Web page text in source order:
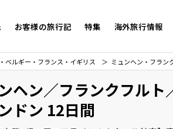
お客様の旅行記 特集 海外旅行情報
ベルギー・フランス・イギリス ミュンヘン・フラン
ヘン／フランクフルト
ドン 12日間